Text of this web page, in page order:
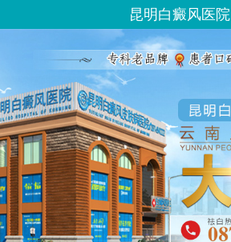
昆明白癜风医院